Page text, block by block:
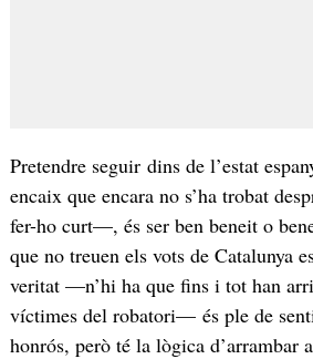
Pretendre seguir dins de l’estat
encaix que encara no s’ha trobat
fer-ho curt—, és ser ben beneit o
que no treuen els vots de Catalunya
veritat —n’hi ha que fins i tot han
víctimes del robatori— és ple de
honrós, però té la lògica d’arrambar